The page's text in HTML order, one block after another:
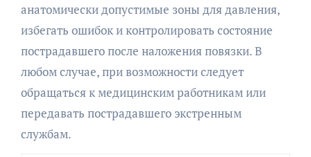
анатомически допустимые зоны для давления,
избегать ошибок и контролировать состояние
пострадавшего после наложения повязки. В
любом случае, при возможности следует
обращаться к медицинским работникам или
передавать пострадавшего экстренным
службам.